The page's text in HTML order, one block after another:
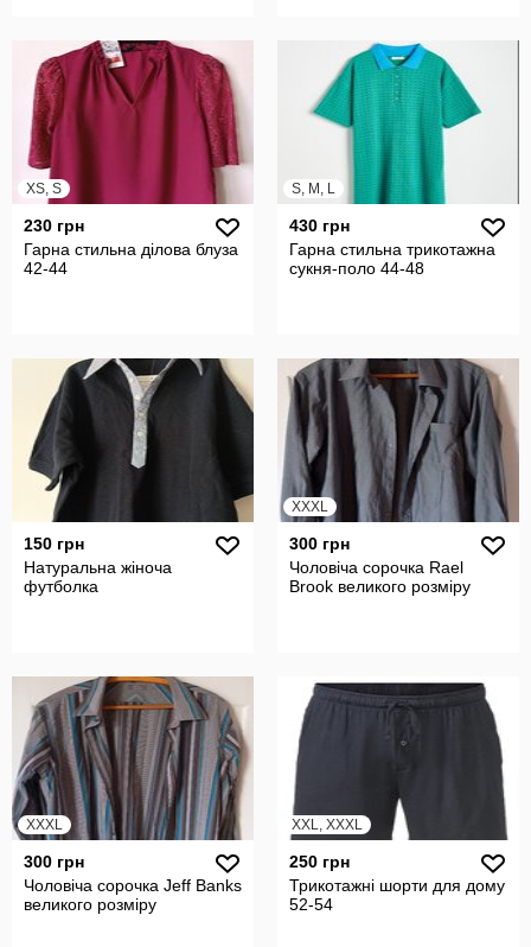
XS, S
230 грн
Гарна стильна ділова блуза
42-44
S, M, L
430 грн
Гарна стильна трикотажна
сукня-поло 44-48
150 грн
Натуральна жіноча
футболка
XXXL
300 грн
Чоловіча сорочка Rael
Brook великого розміру
XXXL
300 грн
Чоловіча сорочка Jeff Banks
великого розміру
XXL, XXXL
250 грн
Трикотажні шорти для дому
52-54